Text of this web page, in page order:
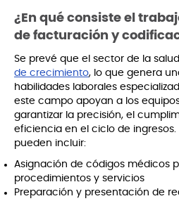
¿En qué consiste el
de facturación y
Se prevé que el sector de la
de crecimiento, lo que genera
habilidades laborales
este campo apoyan a los
garantizar la precisión, el
eficiencia en el ciclo de ingresos.
pueden incluir:
Asignación de códigos médicos
procedimientos y servicios
Preparación y presentación de